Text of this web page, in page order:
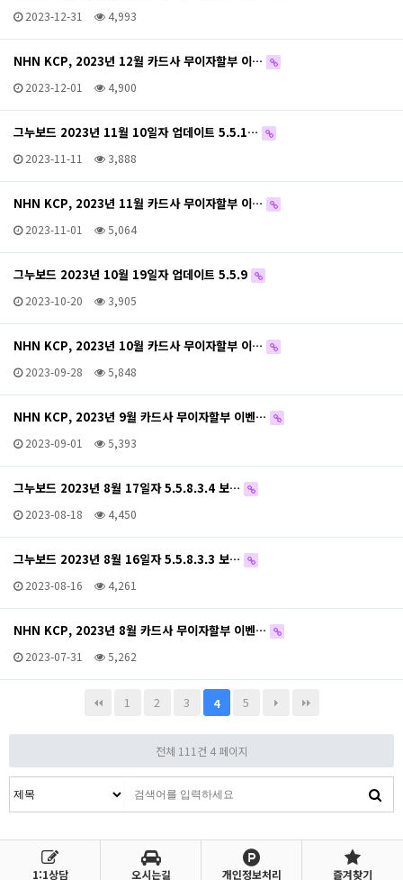
2023-12-31 4,993
NHN KCP, 2023년 12월 카드사 무이자할부 이…
2023-12-01 4,900
그누보드 2023년 11월 10일자 업데이트 5.5.1…
2023-11-11 3,888
NHN KCP, 2023년 11월 카드사 무이자할부 이…
2023-11-01 5,064
그누보드 2023년 10월 19일자 업데이트 5.5.9
2023-10-20 3,905
NHN KCP, 2023년 10월 카드사 무이자할부 이…
2023-09-28 5,848
NHN KCP, 2023년 9월 카드사 무이자할부 이벤…
2023-09-01 5,393
그누보드 2023년 8월 17일자 5.5.8.3.4 보…
2023-08-18 4,450
그누보드 2023년 8월 16일자 5.5.8.3.3 보…
2023-08-16 4,261
NHN KCP, 2023년 8월 카드사 무이자할부 이벤…
2023-07-31 5,262
1 2 3 4 5
전체 111건 4 페이지
1:1상담 오시는길 개인정보처리 즐겨찾기